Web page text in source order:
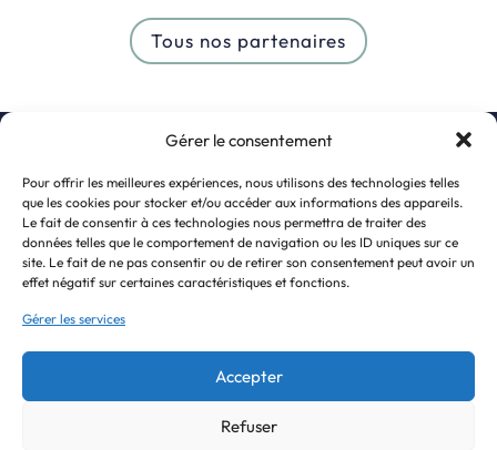
Gérer le consentement
Pour offrir les meilleures expériences, nous utilisons des technologies telles
que les cookies pour stocker et/ou accéder aux informations des appareils.
Le fait de consentir à ces technologies nous permettra de traiter des
données telles que le comportement de navigation ou les ID uniques sur ce
site. Le fait de ne pas consentir ou de retirer son consentement peut avoir un
effet négatif sur certaines caractéristiques et fonctions.
Gérer les services
Accepter
Refuser
Tous nos partenaires
J'accepte de recevoir la newsletter et la politique de confidentialité.